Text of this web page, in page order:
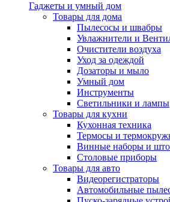
Гаджеты и умный дом
Товары для дома
Пылесосы и швабры
Увлажнители и
Очистители воздуха
Уход за одеждой
Дозаторы и мыло
Умный дом
Инструменты
Светильники и лампы
Товары для кухни
Кухонная техника
Термосы и
Винные наборы и
Столовые приборы
Товары для авто
Видеорегистраторы
Автомобильные